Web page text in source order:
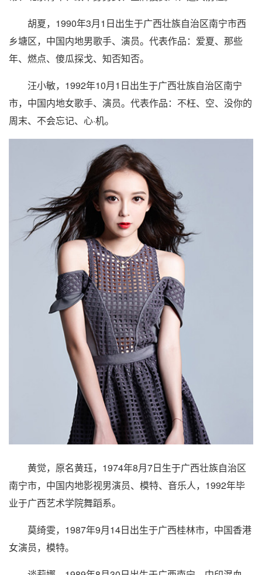
胡夏，1990年3月1日出生于广西壮族自治区南宁市西
乡塘区，中国内地男歌手、演员。代表作品：爱夏、那些
年、燃点、傻瓜探戈、知否知否。
汪小敏，1992年10月1日出生于广西壮族自治区南宁
市，中国内地女歌手、演员。代表作品：不枉、空、没你的
周末、不会忘记、心·机。
黄觉，原名黄珏，1974年8月7日生于广西壮族自治区
南宁市，中国内地影视男演员、模特、音乐人，1992年毕
业于广西艺术学院舞蹈系。
莫绮雯，1987年9月14日出生于广西桂林市，中国香港
女演员，模特。